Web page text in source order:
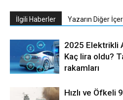
İlgili Haberler Yazarın Diğer
2025 Elektrikli
Kaç lira oldu?
rakamları
Hızlı ve Öfkeli